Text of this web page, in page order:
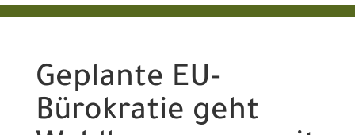
Geplante EU-
Bürokratie geht